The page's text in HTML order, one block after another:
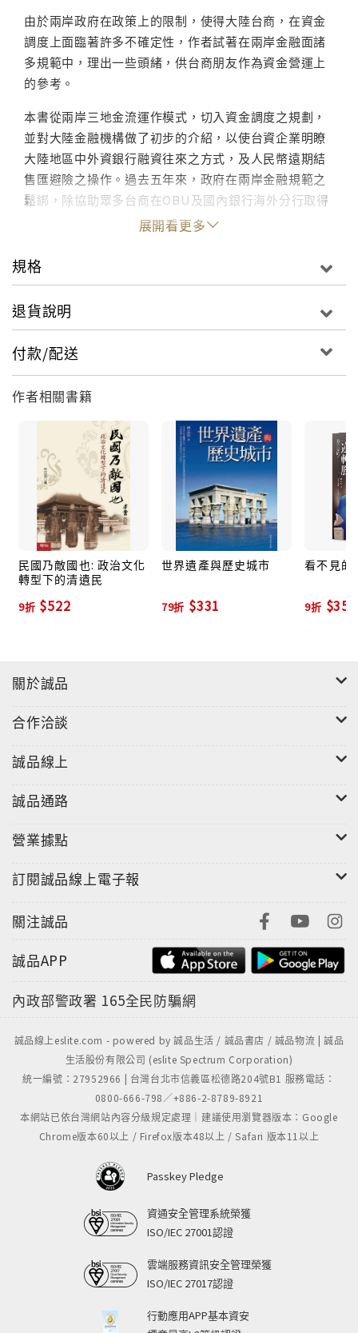
由於兩岸政府在政策上的限制，使得大陸台商，在資金
調度上面臨著許多不確定性，作者試著在兩岸金融面諸
多規範中，理出一些頭緒，供台商朋友作為資金營運上
的參考。
本書從兩岸三地金流運作模式，切入資金調度之規劃，
並對大陸金融機構做了初步的介紹，以使台資企業明瞭
大陸地區中外資銀行融資往來之方式，及人民幣遠期結
售匯避險之操作。過去五年來，政府在兩岸金融規範之
鬆綁，除協助眾多台商在OBU及國內銀行海外分行取得
金流融資與避險之管道外，亦扮演著非常關鍵的推手角
為使台商朋友更瞭解兩岸金融之具體操作方式，作者特
商融資案例解析—上海篇、江蘇篇、廣東篇，對於協助
第一部份：兩岸三地金流與資金調度
調度與金流規劃，台商投資前、投資時和投資後資金規
劃與銀行往來策略...等
第二部分：大陸金融體系介紹、大陸宏觀調控下台商資
金調度
中國金融體系簡介、宏觀調控之背景與相關措施和三向
度資金調度之規劃...等
第三部分：台商之銀行融資管道
中資銀行之往來、外資銀行之往來、OBU融資...等
第五部份：23個上海、江蘇和廣東融資案例解析
展開看更多
規格
退貨說明
付款/配送
作者相關書籍
民國乃敵國也: 政治文化
轉型下的清遺民
9折 $522
世界遺產與歷史城市
79折 $331
看不見的
9折 $351
關於誠品
合作洽談
誠品線上
誠品通路
營業據點
訂閱誠品線上電子報
關注誠品
誠品APP
內政部警政署 165全民防騙網
誠品線上eslite.com - powered by 誠品生活 / 誠品書店 / 誠品物流 | 誠品
生活股份有限公司 (eslite Spectrum Corporation)
統一編號：27952966 | 台灣台北市信義區松德路204號B1 服務電話：
0800-666-798／+886-2-8789-8921
本網站已依台灣網站內容分級規定處理｜建議使用瀏覽器版本：Google
Chrome版本60以上 / Firefox版本48以上 / Safari 版本11以上
Passkey Pledge
資通安全管理系統榮獲
ISO/IEC 27001認證
雲端服務資訊安全管理榮獲
ISO/IEC 27017認證
行動應用APP基本資安